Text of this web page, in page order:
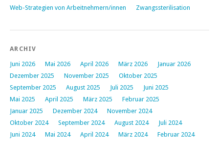
Web-Strategien von Arbeitnehmern/innen
Zwangssterilisation
ARCHIV
Juni 2026 Mai 2026 April 2026 März 2026
Januar 2026
Dezember 2025
November 2025
Oktober 2025
September 2025
August 2025 Juli 2025
Juni 2025
Mai 2025
April 2025 März 2025
Februar 2025
Januar 2025
Dezember 2024
November 2024
Oktober 2024
September 2024 August 2024
Juli 2024
Juni 2024
Mai 2024 April 2024 März 2024
Februar 2024